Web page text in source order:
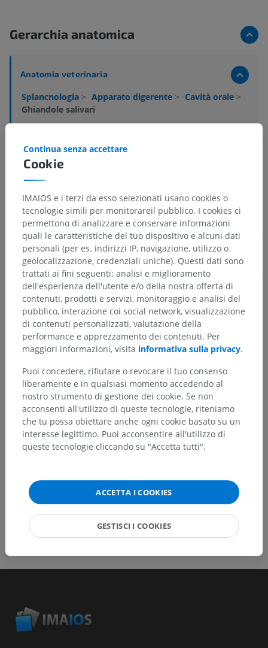
Gerarchia anatomica
Anatomia veterinaria
Splancnologia > Apparato digerente > Cavità orale >
Ghiandole salivari
Ghiandole salivari minori
Ghiandole salivari maggiori
Anatomia comparata umana
Traduzioni
Hai notato un errore?
Non esitare a suggerire una correzione, traduzione o
Segnala un problema
SCARICA L'APP
Cookie
Continua senza accettare
IMAIOS e i terzi da esso selezionati usano cookies o
tecnologie simili per monitorareil pubblico. I cookies ci
permettono di analizzare e conservare informazioni
quali le caratteristiche del tuo dispositivo e alcuni dati
personali (per es. indirizzi IP, navigazione, utilizzo o
geolocalizzazione, credenziali uniche). Questi dati sono
trattati ai fini seguenti: analisi e miglioramento
dell'esperienza dell'utente e/o della nostra offerta di
contenuti, prodotti e servizi, monitoraggio e analisi del
pubblico, interazione coi social network, visualizzazione
di contenuti personalizzati, valutazione della
performance e apprezzamento dei contenuti. Per
maggiori informazioni, visita informativa sulla privacy.
Puoi concedere, rifiutare o revocare il tuo consenso
liberamente e in qualsiasi momento accedendo al
nostro strumento di gestione dei cookie. Se non
acconsenti all'utilizzo di queste tecnologie, riteniamo
che tu possa obiettare anche ogni cookie basato su un
interesse legittimo. Puoi acconsentire all'utilizzo di
queste tecnologie cliccando su "Accetta tutti".
ACCETTA I COOKIES
GESTISCI I COOKIES